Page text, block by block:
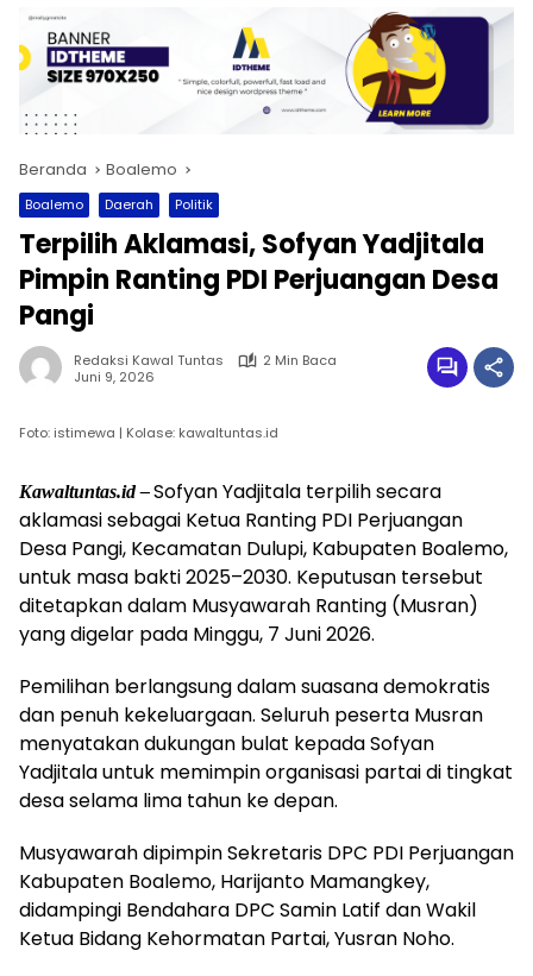
Beranda Boalemo
Boalemo Daerah Politik
Terpilih Aklamasi, Sofyan Yadjitala
Pimpin Ranting PDI Perjuangan Desa
Pangi
Redaksi Kawal Tuntas
2 Min Baca
Juni 9, 2026
Foto: istimewa | Kolase: kawaltuntas.id
Kawaltuntas.id –Sofyan Yadjitala terpilih secara
aklamasi sebagai Ketua Ranting PDI Perjuangan
Desa Pangi, Kecamatan Dulupi, Kabupaten Boalemo,
untuk masa bakti 2025–2030. Keputusan tersebut
ditetapkan dalam Musyawarah Ranting (Musran)
yang digelar pada Minggu, 7 Juni 2026.
Pemilihan berlangsung dalam suasana demokratis
dan penuh kekeluargaan. Seluruh peserta Musran
menyatakan dukungan bulat kepada Sofyan
Yadjitala untuk memimpin organisasi partai di tingkat
desa selama lima tahun ke depan.
Musyawarah dipimpin Sekretaris DPC PDI Perjuangan
Kabupaten Boalemo, Harijanto Mamangkey,
didampingi Bendahara DPC Samin Latif dan Wakil
Ketua Bidang Kehormatan Partai, Yusran Noho.